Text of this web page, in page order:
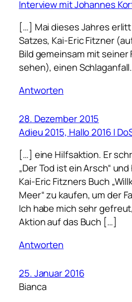
Interview mit Johannes
[…] Mai dieses Jahres
Satzes, Kai-Eric Fitzner
Bild gemeinsam mit seiner
sehen), einen
Antworten
28. Dezember 2015
Adieu 2015, Hallo 2016 |
[…] eine Hilfsaktion. Er
„Der Tod ist ein Arsch“
Kai-Eric Fitzners Buch
Meer“ zu kaufen, um der
Ich habe mich sehr
Aktion auf das Buch […]
Antworten
25. Januar 2016
Bianca